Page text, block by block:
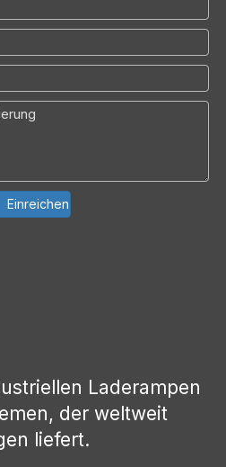
Einreichen
Laderampen
der weltweit
liefert.